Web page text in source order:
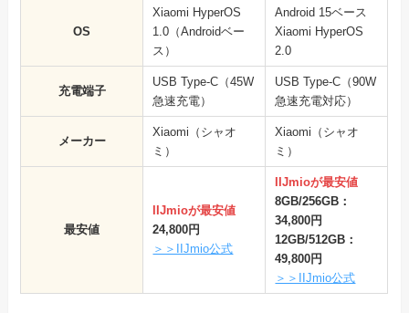
OS
Xiaomi HyperOS
1.0（Androidベー
ス）
Android 15ベース
Xiaomi HyperOS
2.0
充電端子
USB Type-C（45W
急速充電）
USB Type-C（90W
急速充電対応）
メーカー
Xiaomi（シャオ
ミ）
Xiaomi（シャオ
ミ）
最安値
IIJmioが最安値
24,800円
＞＞IIJmio公式
IIJmioが最安値
8GB/256GB：
34,800円
12GB/512GB：
49,800円
＞＞IIJmio公式